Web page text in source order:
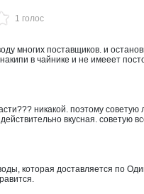
1 голос
многих поставщиков. и
в чайнике и не имееет
никакой. поэтому
вкусная. советую
которая доставляется по